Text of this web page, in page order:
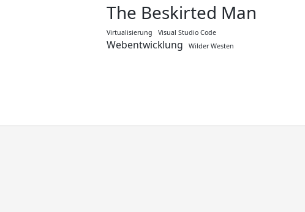
The Beskirted Man
Virtualisierung Visual Studio Code
Webentwicklung Wilder Westen